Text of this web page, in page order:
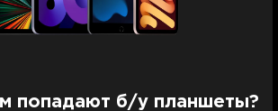
попадают б/у планшеты?